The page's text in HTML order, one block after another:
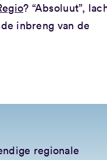
? “Absoluut”,
inbreng van de
regionale